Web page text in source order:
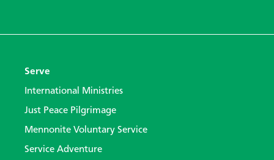
Serve
International Ministries
Just Peace Pilgrimage
Mennonite Voluntary Service
Service Adventure